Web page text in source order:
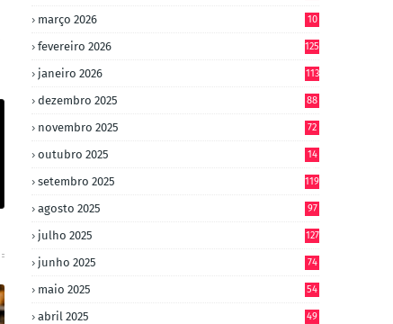
março 2026
10
fevereiro 2026 125
janeiro 2026 113
dezembro 2025 88
novembro 2025 72
outubro 2025
14
setembro 2025 119
agosto 2025 97
julho 2025 127
junho 2025 74
maio 2025 54
abril 2025 49